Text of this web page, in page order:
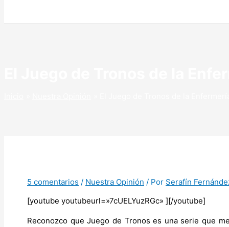
5 comentarios / Nuestra Opinión / Por Serafín
[youtube youtubeurl=»7cUELYuzRGc» ][/youtube]
Reconozco que Juego de Tronos es una serie que